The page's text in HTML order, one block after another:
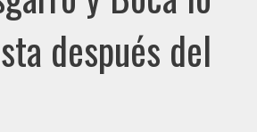
después del